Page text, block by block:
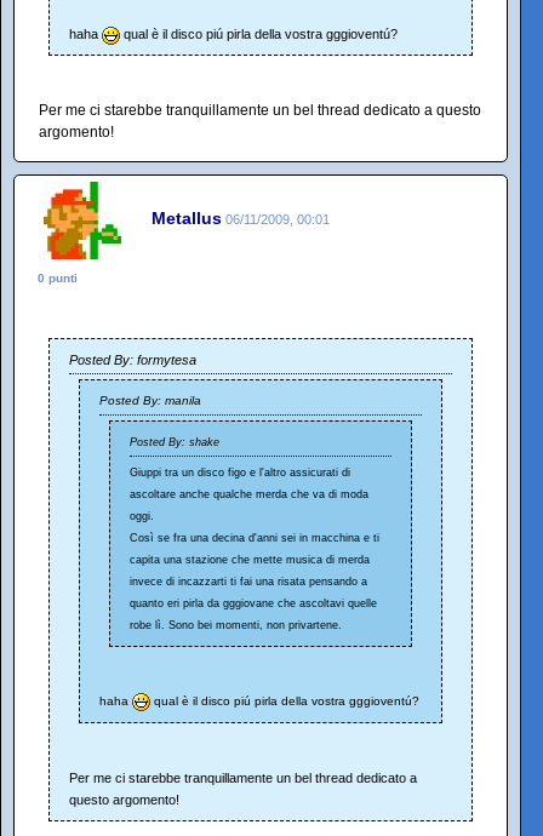
haha qual è il disco piú pirla della vostra gggioventú?
Per me ci starebbe tranquillamente un bel thread dedicato a questo
argomento!
Metallus 06/11/2009, 00:01
0 punti
Posted By: formytesa
Posted By: manila
Posted By: shake
Giuppi tra un disco figo e l'altro assicurati di
ascoltare anche qualche merda che va di moda
oggi.
Così se fra una decina d'anni sei in macchina e ti
capita una stazione che mette musica di merda
invece di incazzarti ti fai una risata pensando a
quanto eri pirla da gggiovane che ascoltavi quelle
robe lì. Sono bei momenti, non privartene.
haha qual è il disco piú pirla della vostra gggioventú?
Per me ci starebbe tranquillamente un bel thread dedicato a
questo argomento!